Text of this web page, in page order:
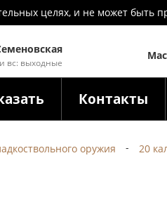
целях, и не может быть
вс: выходные
Контакты
оружия 20